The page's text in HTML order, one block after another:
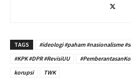
TAGS
#ideologi #paham #nasionalisme
#KPK #DPR #RevisiUU
korupsi
TWK